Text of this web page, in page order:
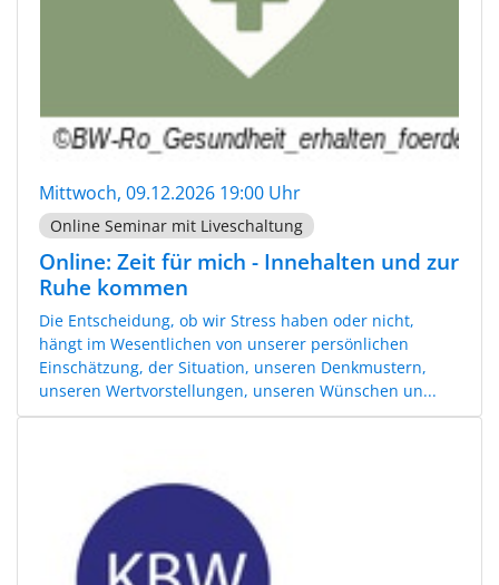
Mittwoch, 09.12.2026 19:00 Uhr
Online Seminar mit Liveschaltung
Online: Zeit für mich - Innehalten und zur
Ruhe kommen
Die Entscheidung, ob wir Stress haben oder nicht,
hängt im Wesentlichen von unserer persönlichen
Einschätzung, der Situation, unseren Denkmustern,
unseren Wertvorstellungen, unseren Wünschen un...